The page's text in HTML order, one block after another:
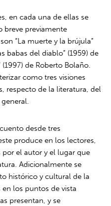
en cada una de ellas se
breve previamente
“La muerte y la brújula”
babas del diablo” (1959) de
de Roberto Bolaño.
como tres visiones
respecto de la literatura, del
desde tres
produce en los lectores,
por el autor y el lugar que
Adicionalmente se
histórico y cultural de la
los puntos de vista
presentan, y se